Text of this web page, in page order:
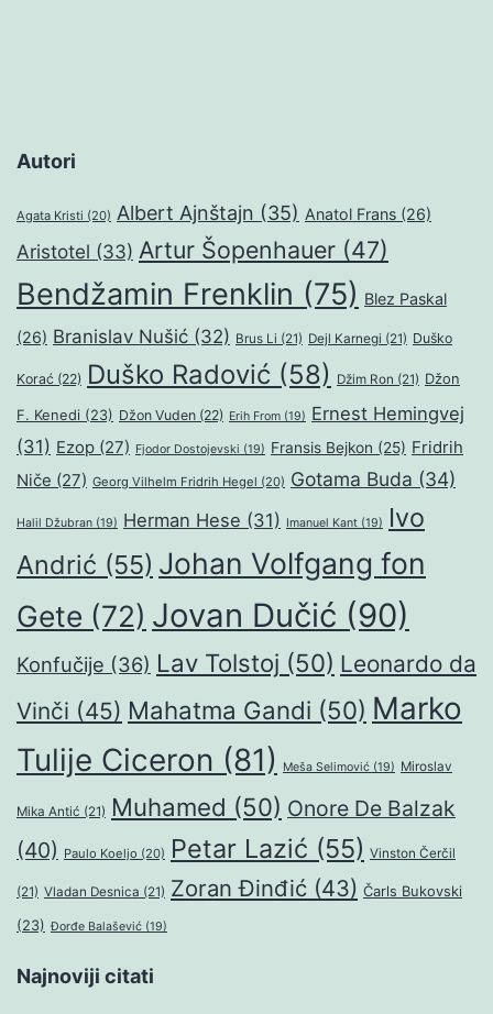
Autori
Agata Kristi (20) Albert Ajnštajn (35) Anatol Frans (26)
Aristotel (33) Artur Šopenhauer (47)
Bendžamin Frenklin (75) Blez Paskal
(26) Branislav Nušić (32) Brus Li (21) Dejl Karnegi (21) Duško
Korać (22) Duško Radović (58) Džim Ron (21) Džon
F. Kenedi (23) Džon Vuden (22) Erih From (19) Ernest Hemingvej
(31) Ezop (27) Fjodor Dostojevski (19) Fransis Bejkon (25) Fridrih
Niče (27) Georg Vilhelm Fridrih Hegel (20) Gotama Buda (34)
Halil Džubran (19) Herman Hese (31) Imanuel Kant (19)
Ivo
Andrić (55) Johan Volfgang fon
Gete (72) Jovan Dučić (90)
Konfučije (36) Lav Tolstoj (50) Leonardo da
Vinči (45) Mahatma Gandi (50) Marko
Tulije Ciceron (81) Meša Selimović (19) Miroslav
Mika Antić (21) Muhamed (50) Onore De Balzak
(40) Paulo Koeljo (20) Petar Lazić (55) Vinston Čerčil
(21) Vladan Desnica (21) Zoran Đinđić (43) Čarls Bukovski
(23) Đorđe Balašević (19)
Najnoviji citati